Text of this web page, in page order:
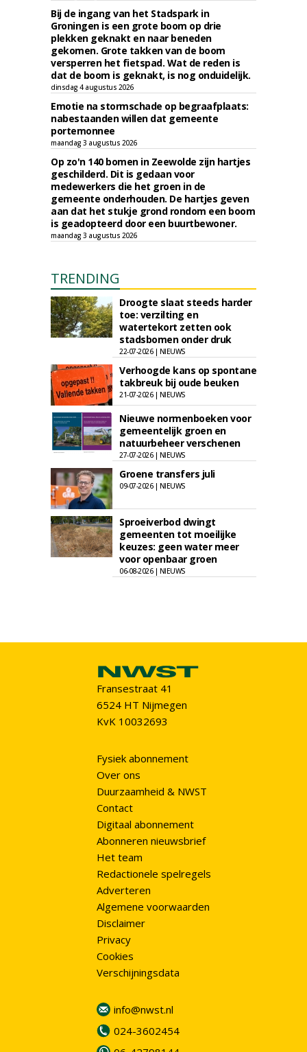
Bij de ingang van het Stadspark in
Groningen is een grote boom op drie
plekken geknakt en naar beneden
gekomen. Grote takken van de boom
versperren het fietspad. Wat de reden is
dat de boom is geknakt, is nog onduidelijk.
dinsdag 4 augustus 2026
Emotie na stormschade op begraafplaats:
nabestaanden willen dat gemeente
portemonnee
maandag 3 augustus 2026
Op zo'n 140 bomen in Zeewolde zijn hartjes
geschilderd. Dit is gedaan voor
medewerkers die het groen in de
gemeente onderhouden. De hartjes geven
aan dat het stukje grond rondom een boom
is geadopteerd door een buurtbewoner.
maandag 3 augustus 2026
TRENDING
Droogte slaat steeds harder
toe: verzilting en
watertekort zetten ook
stadsbomen onder druk
22-07-2026 | NIEUWS
Verhoogde kans op spontane
takbreuk bij oude beuken
21-07-2026 | NIEUWS
Nieuwe normenboeken voor
gemeentelijk groen en
natuurbeheer verschenen
27-07-2026 | NIEUWS
Groene transfers juli
09-07-2026 | NIEUWS
Sproeiverbod dwingt
gemeenten tot moeilijke
keuzes: geen water meer
voor openbaar groen
06-08-2026 | NIEUWS
Fransestraat 41
6524 HT Nijmegen
KvK 10032693
Fysiek abonnement
Over ons
Duurzaamheid & NWST
Contact
Digitaal abonnement
Abonneren nieuwsbrief
Het team
Redactionele spelregels
Adverteren
Algemene voorwaarden
Disclaimer
Privacy
Cookies
Verschijningsdata
info@nwst.nl
024-3602454